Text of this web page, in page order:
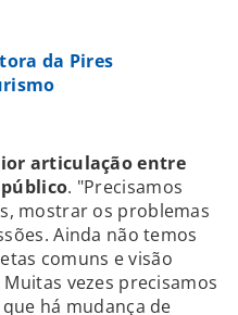
da Pires
articulação entre
. "Precisamos
mostrar os problemas
Ainda não temos
comuns e visão
vezes precisamos
há mudança de